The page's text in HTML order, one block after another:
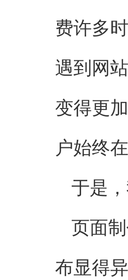
费许多
遇到网
变得更
户始终
于是
页面
布显得